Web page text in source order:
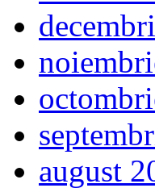
august